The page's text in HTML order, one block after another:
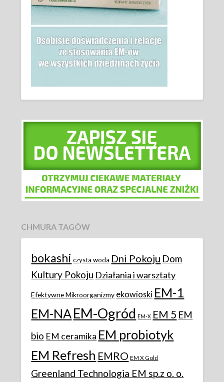
CHMURA TAGÓW
bokashi czysta woda Dni Pokoju Dom
Kultury Pokoju Działania i warsztaty
Efektywne Mikroorganizmy ekowioski EM-1
EM-NAEM-Ogród EM-X EM 5 EM
bio EM ceramika EM probiotyk
EM Refresh EMRO EM X Gold
Greenland Technologia EM sp.z o. o.